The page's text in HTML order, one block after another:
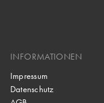
INFORMATIONEN
Impressum
Datenschutz